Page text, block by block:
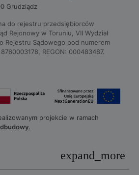
Grudziądz
do rejestru przedsiębiorców
Rejonowy w Toruniu, VII Wydział
Rejestru Sądowego pod numerem
REGON: 000483487.
projekcie w ramach
.